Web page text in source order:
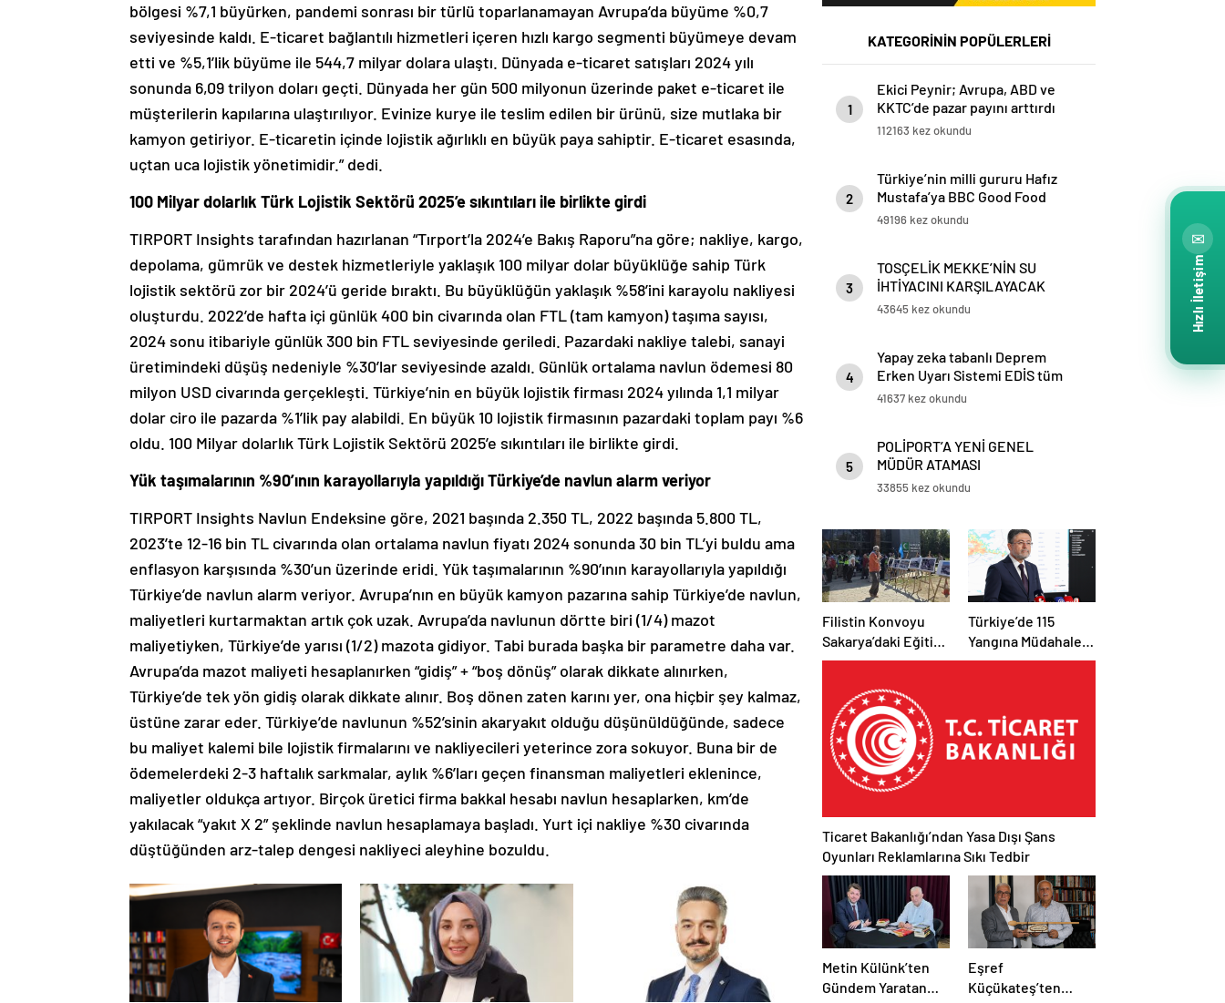
bölgesi %7,1 büyürken, pandemi sonrası bir türlü toparlanamayan Avrupa’da büyüme %0,7
seviyesinde kaldı. E-ticaret bağlantılı hizmetleri içeren hızlı kargo segmenti büyümeye devam
etti ve %5,1’lik büyüme ile 544,7 milyar dolara ulaştı. Dünyada e-ticaret satışları 2024 yılı
sonunda 6,09 trilyon doları geçti. Dünyada her gün 500 milyonun üzerinde paket e-ticaret ile
müşterilerin kapılarına ulaştırılıyor. Evinize kurye ile teslim edilen bir ürünü, size mutlaka bir
kamyon getiriyor. E-ticaretin içinde lojistik ağırlıklı en büyük paya sahiptir. E-ticaret esasında,
uçtan uca lojistik yönetimidir.” dedi.
100 Milyar dolarlık Türk Lojistik Sektörü 2025’e sıkıntıları ile birlikte girdi
TIRPORT Insights tarafından hazırlanan “Tırport’la 2024’e Bakış Raporu”na göre; nakliye, kargo,
depolama, gümrük ve destek hizmetleriyle yaklaşık 100 milyar dolar büyüklüğe sahip Türk
lojistik sektörü zor bir 2024’ü geride bıraktı. Bu büyüklüğün yaklaşık %58’ini karayolu nakliyesi
oluşturdu. 2022’de hafta içi günlük 400 bin civarında olan FTL (tam kamyon) taşıma sayısı,
2024 sonu itibariyle günlük 300 bin FTL seviyesinde geriledi. Pazardaki nakliye talebi, sanayi
üretimindeki düşüş nedeniyle %30’lar seviyesinde azaldı. Günlük ortalama navlun ödemesi 80
milyon USD civarında gerçekleşti. Türkiye’nin en büyük lojistik firması 2024 yılında 1,1 milyar
dolar ciro ile pazarda %1’lik pay alabildi. En büyük 10 lojistik firmasının pazardaki toplam payı %6
oldu. 100 Milyar dolarlık Türk Lojistik Sektörü 2025’e sıkıntıları ile birlikte girdi.
Yük taşımalarının %90’ının karayollarıyla yapıldığı Türkiye’de navlun alarm veriyor
TIRPORT Insights Navlun Endeksine göre, 2021 başında 2.350 TL, 2022 başında 5.800 TL,
2023’te 12-16 bin TL civarında olan ortalama navlun fiyatı 2024 sonunda 30 bin TL’yi buldu ama
enflasyon karşısında %30’un üzerinde eridi. Yük taşımalarının %90’ının karayollarıyla yapıldığı
Türkiye’de navlun alarm veriyor. Avrupa’nın en büyük kamyon pazarına sahip Türkiye’de navlun,
maliyetleri kurtarmaktan artık çok uzak. Avrupa’da navlunun dörtte biri (1/4) mazot
maliyetiyken, Türkiye’de yarısı (1/2) mazota gidiyor. Tabi burada başka bir parametre daha var.
Avrupa’da mazot maliyeti hesaplanırken “gidiş” + “boş dönüş” olarak dikkate alınırken,
Türkiye’de tek yön gidiş olarak dikkate alınır. Boş dönen zaten karını yer, ona hiçbir şey kalmaz,
üstüne zarar eder. Türkiye’de navlunun %52’sinin akaryakıt olduğu düşünüldüğünde, sadece
bu maliyet kalemi bile lojistik firmalarını ve nakliyecileri yeterince zora sokuyor. Buna bir de
ödemelerdeki 2-3 haftalık sarkmalar, aylık %6’ları geçen finansman maliyetleri eklenince,
maliyetler oldukça artıyor. Birçok üretici firma bakkal hesabı navlun hesaplarken, km’de
yakılacak “yakıt X 2” şeklinde navlun hesaplamaya başladı. Yurt içi nakliye %30 civarında
düştüğünden arz-talep dengesi nakliyeci aleyhine bozuldu.
KATEGORİNİN POPÜLERLERİ
1
Ekici Peynir; Avrupa, ABD ve
KKTC’de pazar payını arttırdı
112163 kez okundu
2
Türkiye’nin milli gururu Hafız
Mustafa’ya BBC Good Food
ödülü
49196 kez okundu
3
TOSÇELİK MEKKE’NİN SU
İHTİYACINI KARŞILAYACAK
PROJESİ’NİN BORU TEDARİKİNİ
43645 kez okundu
4
Yapay zeka tabanlı Deprem
Erken Uyarı Sistemi EDİS tüm
Marmara’da kullanılmaya
41637 kez okundu
5
POLİPORT’A YENİ GENEL
MÜDÜR ATAMASI
33855 kez okundu
Filistin Konvoyu
Sakarya’daki Eğitim
Kampını
Etabı Başlıyor
Türkiye’de 115
Yangına Müdahale
Edildi: 110’u Kontrol
Ticaret Bakanlığı’ndan Yasa Dışı Şans
Oyunları Reklamlarına Sıkı Tedbir
Metin Külünk’ten
Gündem Yaratan
Eşref
Küçükateş’ten
✉
Hızlı İletişim